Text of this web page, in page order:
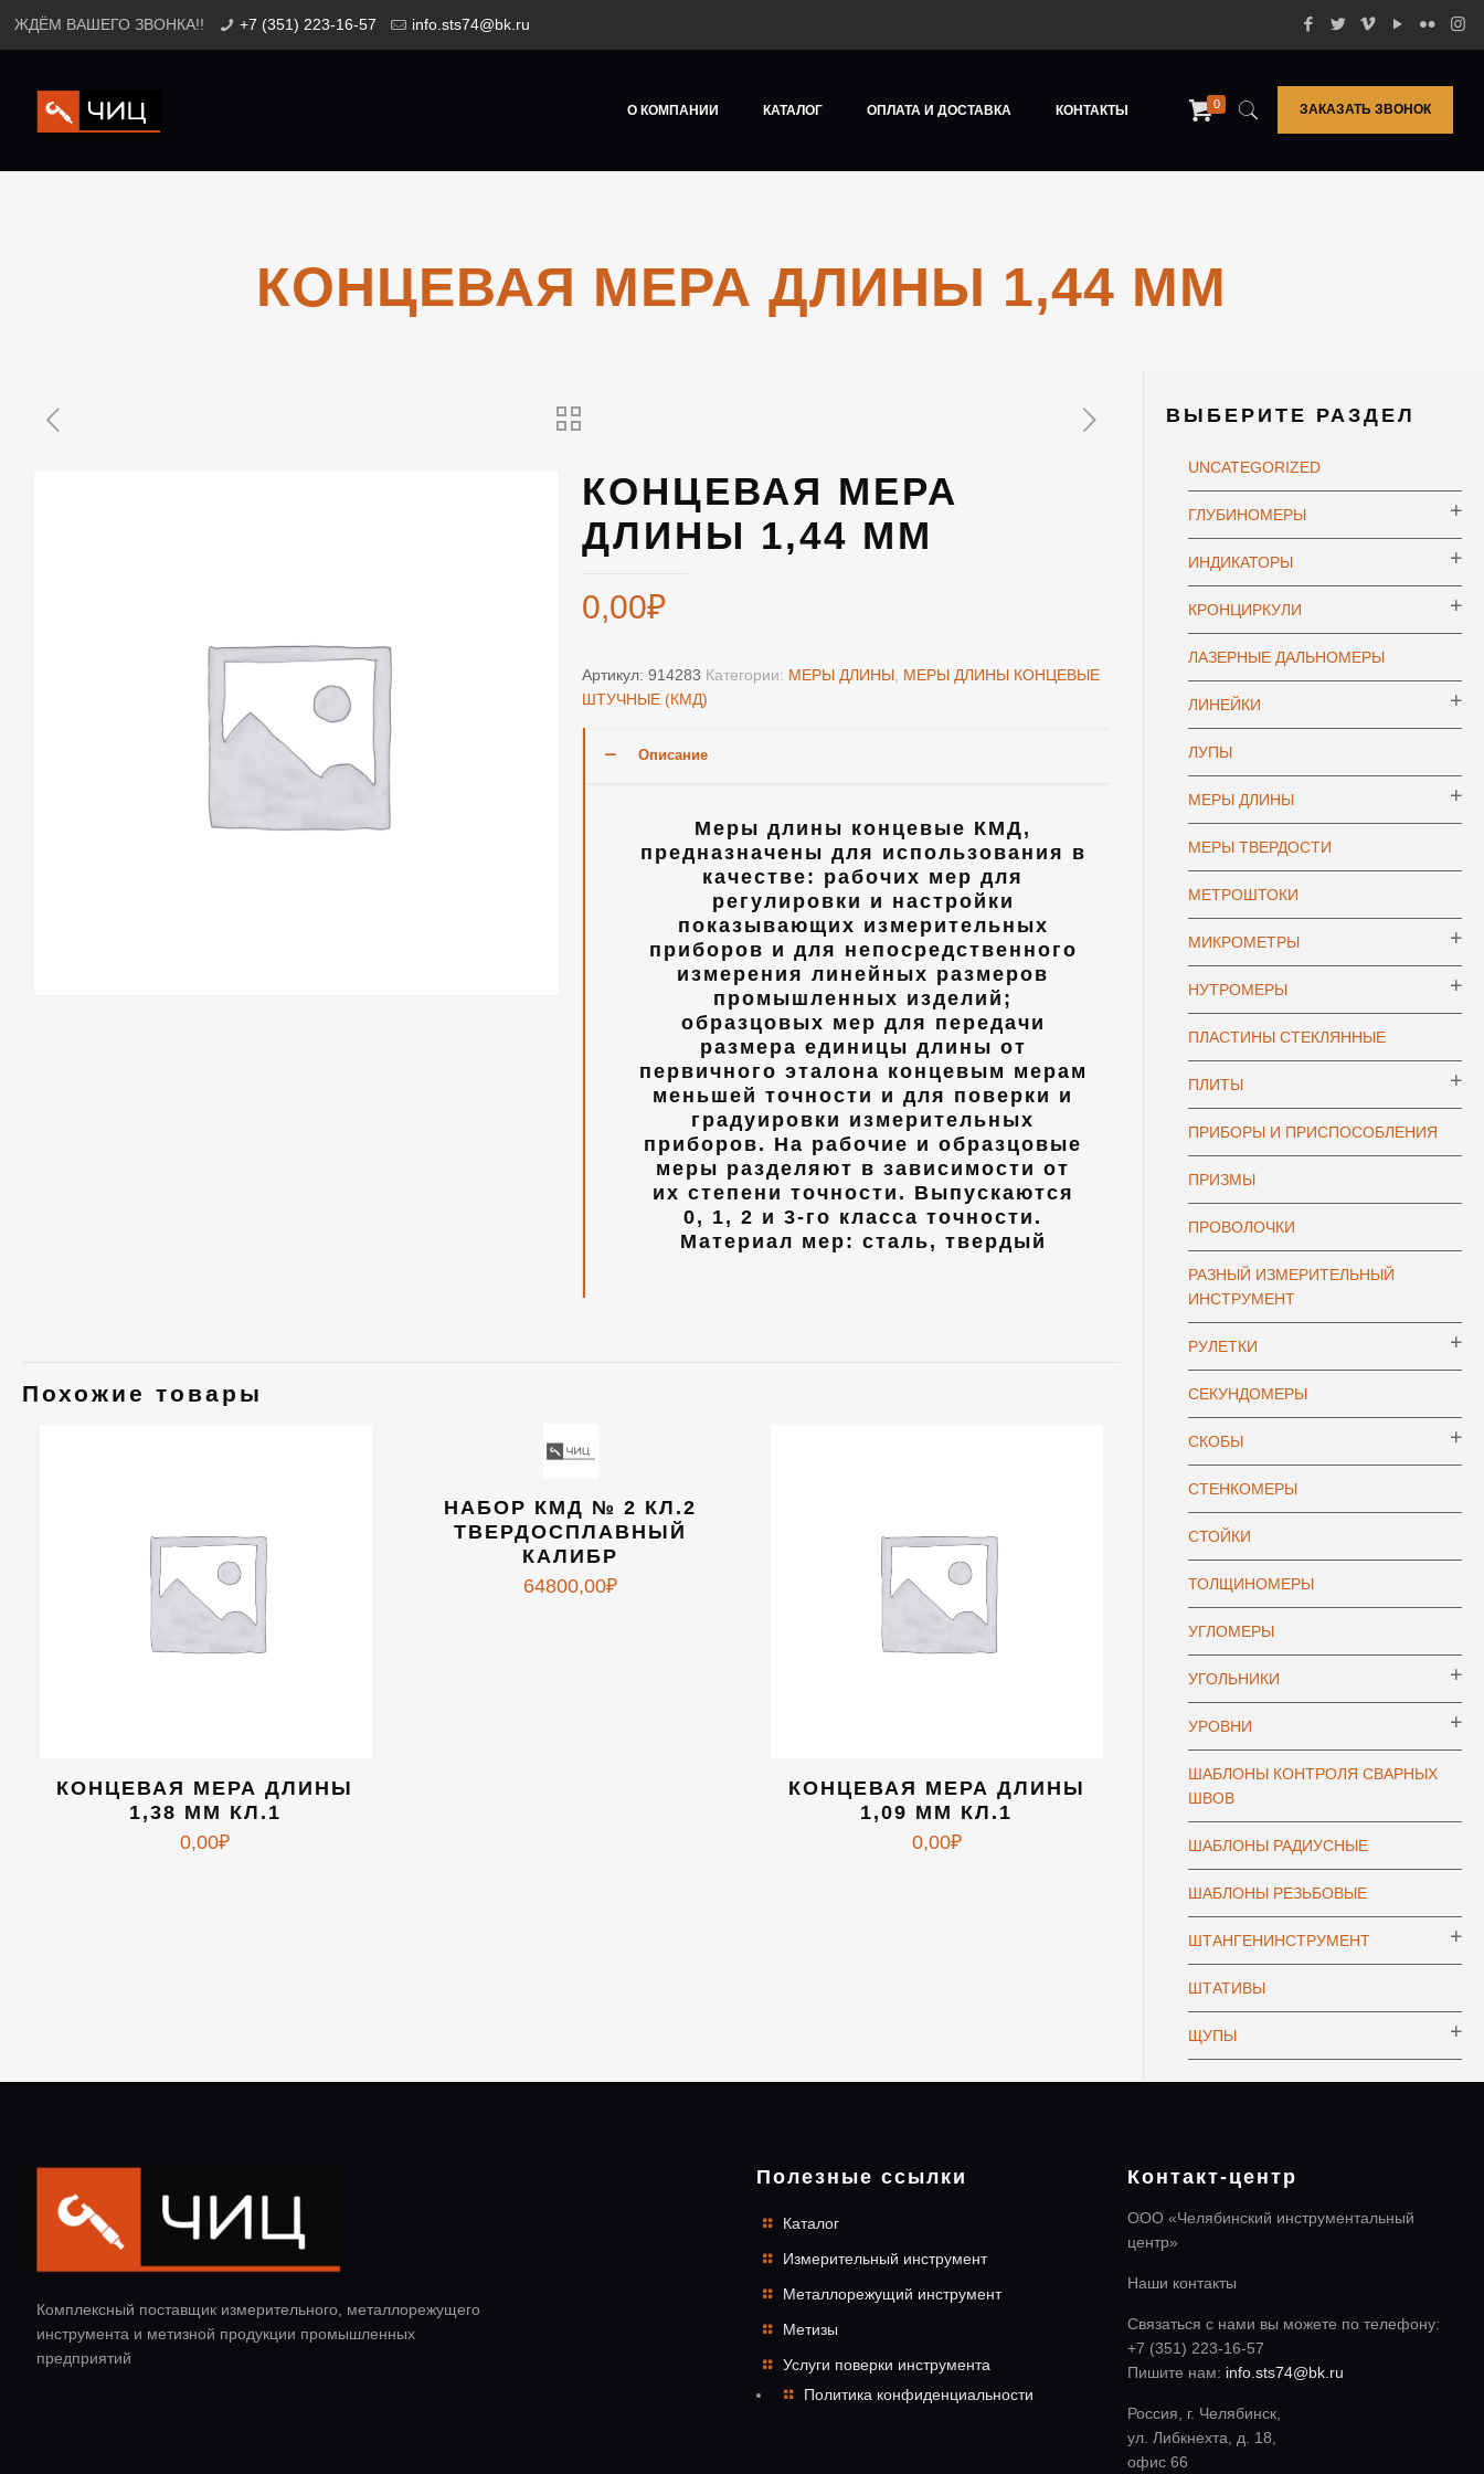
ЖДЁМ ВАШЕГО ЗВОНКА!! +7 (351) 223-16-57 info.sts74@bk.ru
О КОМПАНИИ КАТАЛОГ ОПЛАТА И ДОСТАВКА КОНТАКТЫ 0 ЗАКАЗАТЬ ЗВОНОК
КОНЦЕВАЯ МЕРА ДЛИНЫ 1,44 ММ
КОНЦЕВАЯ МЕРА
ДЛИНЫ 1,44 ММ
0,00₽
Артикул:914283 Категории: МЕРЫ ДЛИНЫ МЕРЫ ДЛИНЫ КОНЦЕВЫЕ
ШТУЧНЫЕ (КМД)
Описание
Меры длины концевые КМД,
предназначены для использования в
качестве: рабочих мер для
регулировки и настройки
показывающих измерительных
приборов и для непосредственного
измерения линейных размеров
промышленных изделий;
образцовых мер для передачи
размера единицы длины от
первичного эталона концевым мерам
меньшей точности и для поверки и
градуировки измерительных
приборов. На рабочие и образцовые
меры разделяют в зависимости от
их степени точности. Выпускаются
0, 1, 2 и 3-го класса точности.
Материал мер: сталь, твердый
Похожие товары
КОНЦЕВАЯ МЕРА ДЛИНЫ
1,38 ММ КЛ.1
0,00₽
НАБОР КМД № 2 КЛ.2
ТВЕРДОСПЛАВНЫЙ
КАЛИБР
64800,00₽
КОНЦЕВАЯ МЕРА ДЛИНЫ
1,09 ММ КЛ.1
0,00₽
ВЫБЕРИТЕ РАЗДЕЛ
UNCATEGORIZED
ГЛУБИНОМЕРЫ
ИНДИКАТОРЫ
КРОНЦИРКУЛИ
ЛАЗЕРНЫЕ ДАЛЬНОМЕРЫ
ЛИНЕЙКИ
ЛУПЫ
МЕРЫ ДЛИНЫ
МЕРЫ ТВЕРДОСТИ
МЕТРОШТОКИ
МИКРОМЕТРЫ
НУТРОМЕРЫ
ПЛАСТИНЫ СТЕКЛЯННЫЕ
ПЛИТЫ
ПРИБОРЫ И ПРИСПОСОБЛЕНИЯ
ПРИЗМЫ
ПРОВОЛОЧКИ
РАЗНЫЙ ИЗМЕРИТЕЛЬНЫЙ
ИНСТРУМЕНТ
РУЛЕТКИ
СЕКУНДОМЕРЫ
СКОБЫ
СТЕНКОМЕРЫ
СТОЙКИ
ТОЛЩИНОМЕРЫ
УГЛОМЕРЫ
УГОЛЬНИКИ
УРОВНИ
ШАБЛОНЫ КОНТРОЛЯ СВАРНЫХ
ШВОВ
ШАБЛОНЫ РАДИУСНЫЕ
ШАБЛОНЫ РЕЗЬБОВЫЕ
ШТАНГЕНИНСТРУМЕНТ
ШТАТИВЫ
ЩУПЫ
Комплексный поставщик измерительного, металлорежущего
инструмента и метизной продукции промышленных
предприятий
Полезные ссылки
Каталог
Измерительный инструмент
Металлорежущий инструмент
Метизы
Услуги поверки инструмента
Политика конфиденциальности
Контакт-центр
ООО «Челябинский инструментальный
центр»
Наши контакты
Связаться с нами вы можете по телефону:
+7 (351) 223-16-57
Пишите нам: info.sts74@bk.ru
Россия, г. Челябинск,
ул. Либкнехта, д. 18,
офис 66